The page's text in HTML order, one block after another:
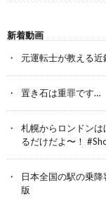
新着動画
元運転士が教える
置き石は重罪です…
札幌からロンドン
るだけだよ〜！
日本全国の駅の乗
版